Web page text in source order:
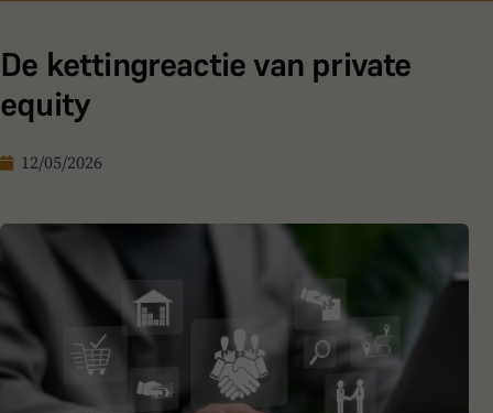
De kettingreactie van private
equity
12/05/2026